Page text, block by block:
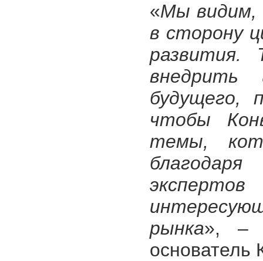
«Мы видим,
в сторону
развития.
внедрить
будущего,
чтобы
темы,
рынка», –
основатель